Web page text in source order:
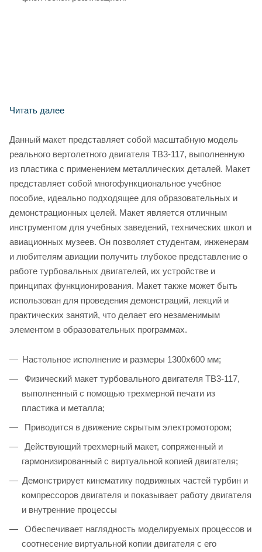
Читать далее
Данный макет представляет собой масштабную модель
реального вертолетного двигателя ТВ3-117, выполненную
из пластика с применением металлических деталей. Макет
представляет собой многофункциональное учебное
пособие, идеально подходящее для образовательных и
демонстрационных целей. Макет является отличным
инструментом для учебных заведений, технических школ и
авиационных музеев. Он позволяет студентам, инженерам
и любителям авиации получить глубокое представление о
работе турбовальных двигателей, их устройстве и
принципах функционирования. Макет также может быть
использован для проведения демонстраций, лекций и
практических занятий, что делает его незаменимым
элементом в образовательных программах.
Настольное исполнение и размеры 1300х600 мм;
Физический макет турбовального двигателя ТВ3-117,
выполненный с помощью трехмерной печати из
пластика и металла;
Приводится в движение скрытым электромотором;
Действующий трехмерный макет, сопряженный и
гармонизированный с виртуальной копией двигателя;
Демонстрирует кинематику подвижных частей турбин и
компрессоров двигателя и показывает работу двигателя
и внутренние процессы
Обеспечивает наглядность моделируемых процессов и
соотнесение виртуальной копии двигателя с его